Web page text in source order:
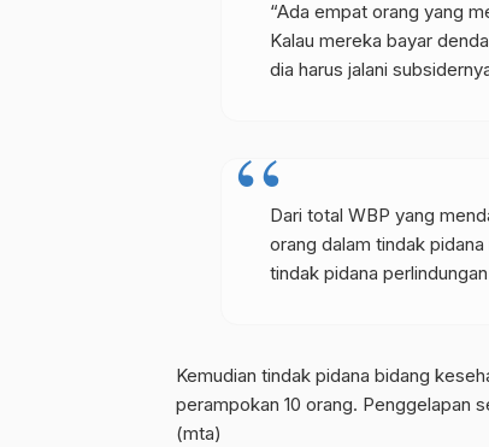
“Ada empat orang yang
Kalau mereka bayar
dia harus jalani
Dari total WBP yang
orang dalam tindak
tindak pidana
Kemudian tindak pidana bidang
perampokan 10 orang. Penggelapan
(mta)